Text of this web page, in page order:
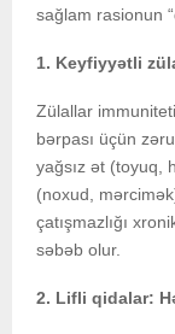
sağlam rasionun
1. Keyfiyyətli
Zülallar
bərpası üçün
yağsız ət (toyuq,
(noxud,
çatışmazlığı
səbəb olur.
2. Lifli qidalar: